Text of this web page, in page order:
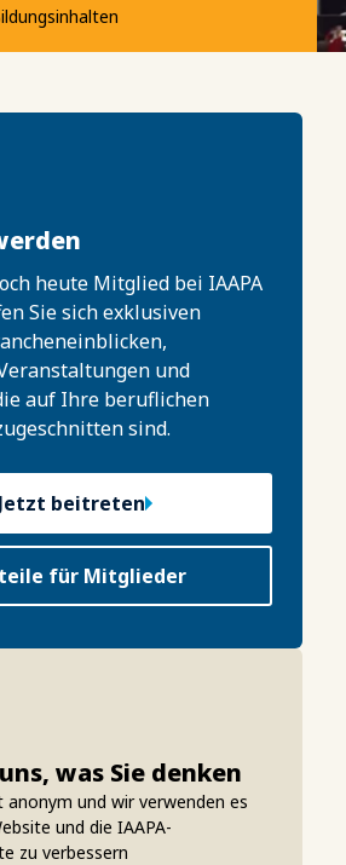
heute Mitglied bei IAAPA
Sie sich exklusiven
und
auf Ihre beruflichen
sind.
Jetzt beitreten
für Mitglieder
was Sie denken
anonym und wir verwenden es
und die IAAPA-
zu verbessern